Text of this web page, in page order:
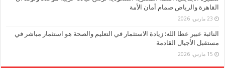
القاهرة والرياض صمام أمان الأمة
23 مارس، 2026
النائبة عبير عطا الله: زيادة الاستثمار في التعليم والصحة هو استثمار مباشر في
مستقبل الأجيال القادمة
15 مارس، 2026